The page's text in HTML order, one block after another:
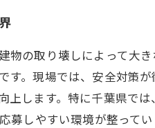
物の取り壊しによって大
す。現場では、安全対策
上します。特に千葉県で
募しやすい環境が整って